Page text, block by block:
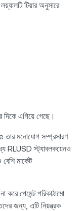
টিয়ার অনুসারে
দিকে এগিয়ে গেছে।
তার মনোযোগ সম্প্রসারণ
RLUSD স্ট্যাবলকয়েনও
মার্কেট
করে পেমেন্ট পরিকাঠামো
জন্য, এটি নিয়ন্ত্রক